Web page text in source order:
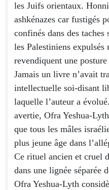
les Juifs orientaux.
ashkénazes car fustigés
confinés dans des
les Palestiniens
revendiquent une
Jamais un livre n’avait
intellectuelle soi-disant
laquelle l’auteur a
avertie, Ofra Yeshua-
que tous les mâles
plus jeune âge dans
Ce rituel ancien et cruel
dans une lignée séparée
Ofra Yeshua-Lyth